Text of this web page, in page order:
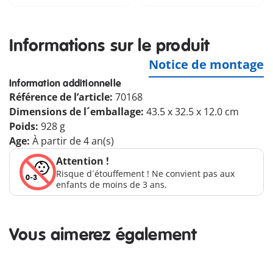
Informations sur le produit
Notice de montage
Information additionnelle
Référence de l’article: 70168
Dimensions de l´emballage: 43.5 x 32.5 x 12.0 cm
Poids: 928 g
Age: À partir de 4 an(s)
Attention !
Risque d´étouffement ! Ne convient pas aux
enfants de moins de 3 ans.
Vous aimerez également